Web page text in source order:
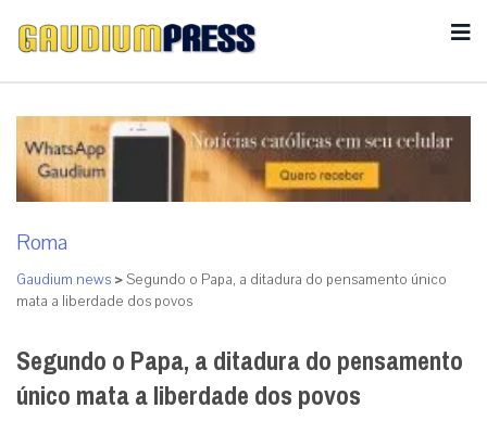
Roma
Gaudium news >Segundo o Papa, a ditadura do pensamento único
mata a liberdade dos povos
Segundo o Papa, a ditadura do pensamento
único mata a liberdade dos povos